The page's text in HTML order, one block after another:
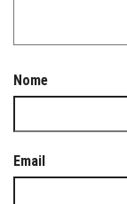
Nome
Email